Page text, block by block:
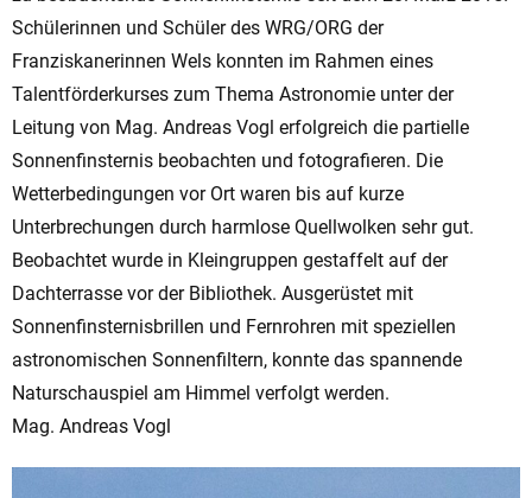
Schülerinnen und Schüler des WRG/ORG der
Franziskanerinnen Wels konnten im Rahmen eines
Talentförderkurses zum Thema Astronomie unter der
Leitung von Mag. Andreas Vogl erfolgreich die partielle
Sonnenfinsternis beobachten und fotografieren. Die
Wetterbedingungen vor Ort waren bis auf kurze
Unterbrechungen durch harmlose Quellwolken sehr gut.
Beobachtet wurde in Kleingruppen gestaffelt auf der
Dachterrasse vor der Bibliothek. Ausgerüstet mit
Sonnenfinsternisbrillen und Fernrohren mit speziellen
astronomischen Sonnenfiltern, konnte das spannende
Naturschauspiel am Himmel verfolgt werden.
Mag. Andreas Vogl